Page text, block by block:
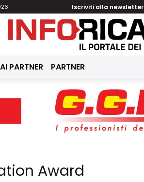
Iscriviti alla newsletter
PARTNER PARTNER
Award